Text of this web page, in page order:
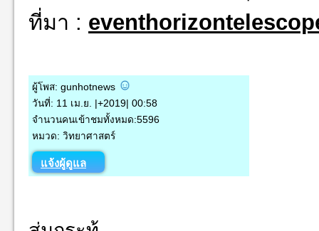
ที่มา :
ผู้โพส: gunhotnews
วันที่: 11 เม.ย. |+2019| 00:58
จำนวนคนเข้าชมทั้งหมด:5596
หมวด: วิทยาศาสตร์
แจ้งผู้ดูแล